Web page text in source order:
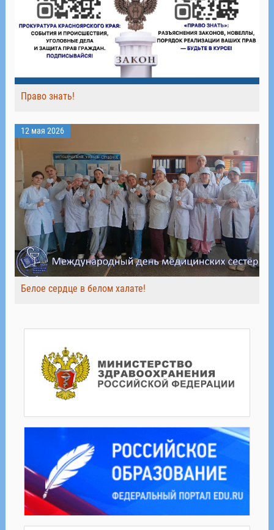
Право знать!
12 мая 2026
Белое сердце в белом халате!